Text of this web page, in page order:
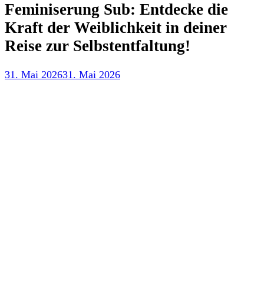
Feminiserung Sub: Entdecke die
Kraft der Weiblichkeit in deiner
Reise zur Selbstentfaltung!
31. Mai 202631. Mai 2026